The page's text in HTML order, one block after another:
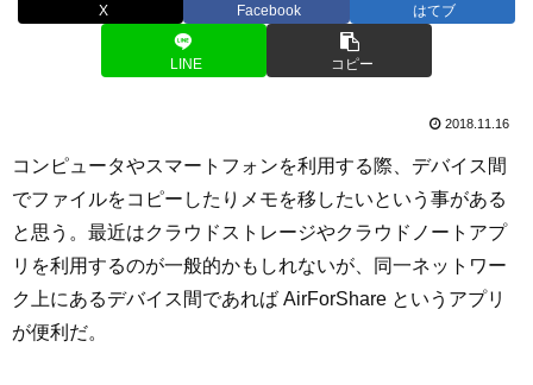
X Facebook はてブ
LINE コピー
2018.11.16
コンピュータやスマートフォンを利用する際、デバイス間
でファイルをコピーしたりメモを移したいという事がある
と思う。最近はクラウドストレージやクラウドノートアプ
リを利用するのが一般的かもしれないが、同一ネットワー
ク上にあるデバイス間であれば AirForShare というアプリ
が便利だ。